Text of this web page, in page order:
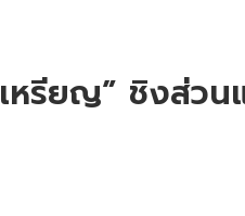
หรียญ” ชิงส่วน